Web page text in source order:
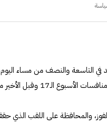
التاسعة والنصف من مساء اليوم،
"الكويت" والقادسية في